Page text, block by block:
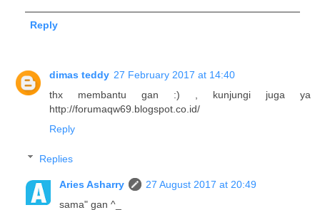
Reply
dimas teddy 27 February 2017 at 14:40
thx membantu gan :) , kunjungi juga ya
http://forumaqw69.blogspot.co.id/
Reply
Replies
Aries Asharry
27 August 2017 at 20:49
sama" gan ^_